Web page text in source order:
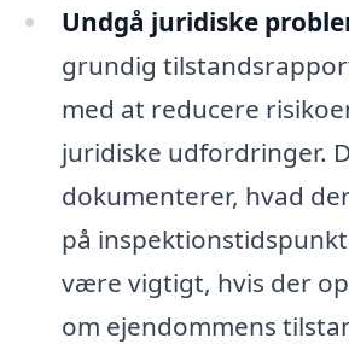
Undgå juridiske
grundig
med at reducere
juridiske udfordringer.
dokumenterer, hvad
på
være vigtigt, hvis der
om ejendommens